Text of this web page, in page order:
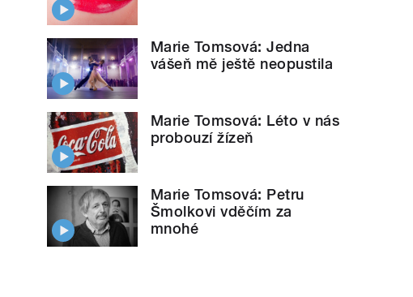
Marie Tomsová: Jedna
vášeň mě ještě neopustila
Marie Tomsová: Léto v nás
probouzí žízeň
Marie Tomsová: Petru
Šmolkovi vděčím za
mnohé